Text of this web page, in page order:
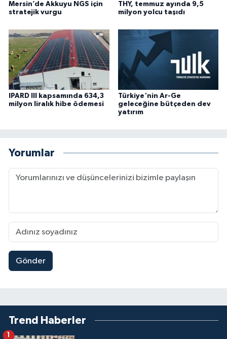
Mersin’de Akkuyu NGS için
stratejik vurgu
THY, temmuz ayında 9,5
milyon yolcu taşıdı
IPARD III kapsamında 634,3
milyon liralık hibe ödemesi
Türkiye'nin Ar-Ge
geleceğine bütçeden dev
yatırım
Yorumlar
Gönder
Trend Haberler
1